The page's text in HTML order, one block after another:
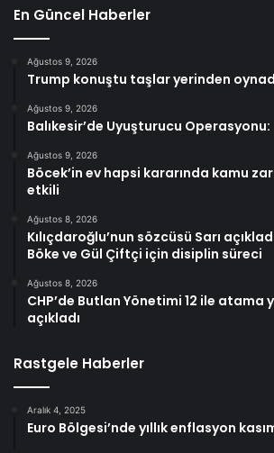
En Güncel Haberler
Ağustos 9, 2026
Trump konuştu taşlar yerinden
Ağustos 9, 2026
Balıkesir’de Uyuşturucu
Ağustos 9, 2026
Böcek’in ev hapsi kararında kamu
etkili
Ağustos 8, 2026
Kılıçdaroğlu’nun sözcüsü Sarı
Böke ve Gül Çiftçi için disiplin süreci
Ağustos 8, 2026
CHP’de Butlan Yönetimi 12 ile atama
açıkladı
Rastgele Haberler
Aralık 4, 2025
Euro Bölgesi’nde yıllık enflasyon